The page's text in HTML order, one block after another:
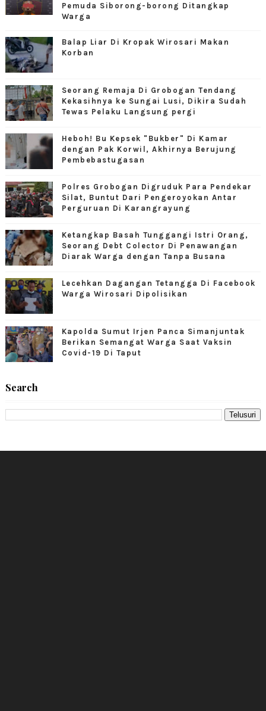
Pemuda Siborong-borong Ditangkap
Warga
Balap Liar Di Kropak Wirosari Makan
Korban
Seorang Remaja Di Grobogan Tendang
Kekasihnya ke Sungai Lusi, Dikira Sudah
Tewas Pelaku Langsung pergi
Heboh! Bu Kepsek "Bukber" Di Kamar
dengan Pak Korwil, Akhirnya Berujung
Pembebastugasan
Polres Grobogan Digruduk Para Pendekar
Silat, Buntut Dari Pengeroyokan Antar
Perguruan Di Karangrayung
Ketangkap Basah Tunggangi Istri Orang,
Seorang Debt Colector Di Penawangan
Diarak Warga dengan Tanpa Busana
Lecehkan Dagangan Tetangga Di Facebook
Warga Wirosari Dipolisikan
Kapolda Sumut Irjen Panca Simanjuntak
Berikan Semangat Warga Saat Vaksin
Covid-19 Di Taput
Search